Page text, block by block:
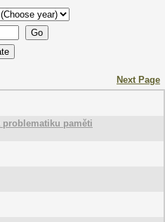
Next Page
paměti